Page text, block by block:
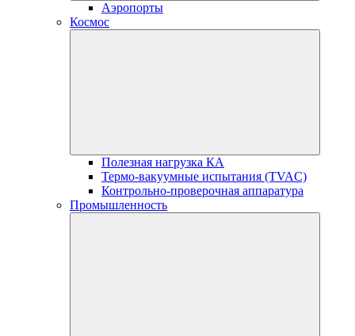
Аэропорты
Космос
Полезная нагрузка КА
Термо-вакуумные испытания (TVAC)
Контрольно-проверочная аппаратура
Промышленность